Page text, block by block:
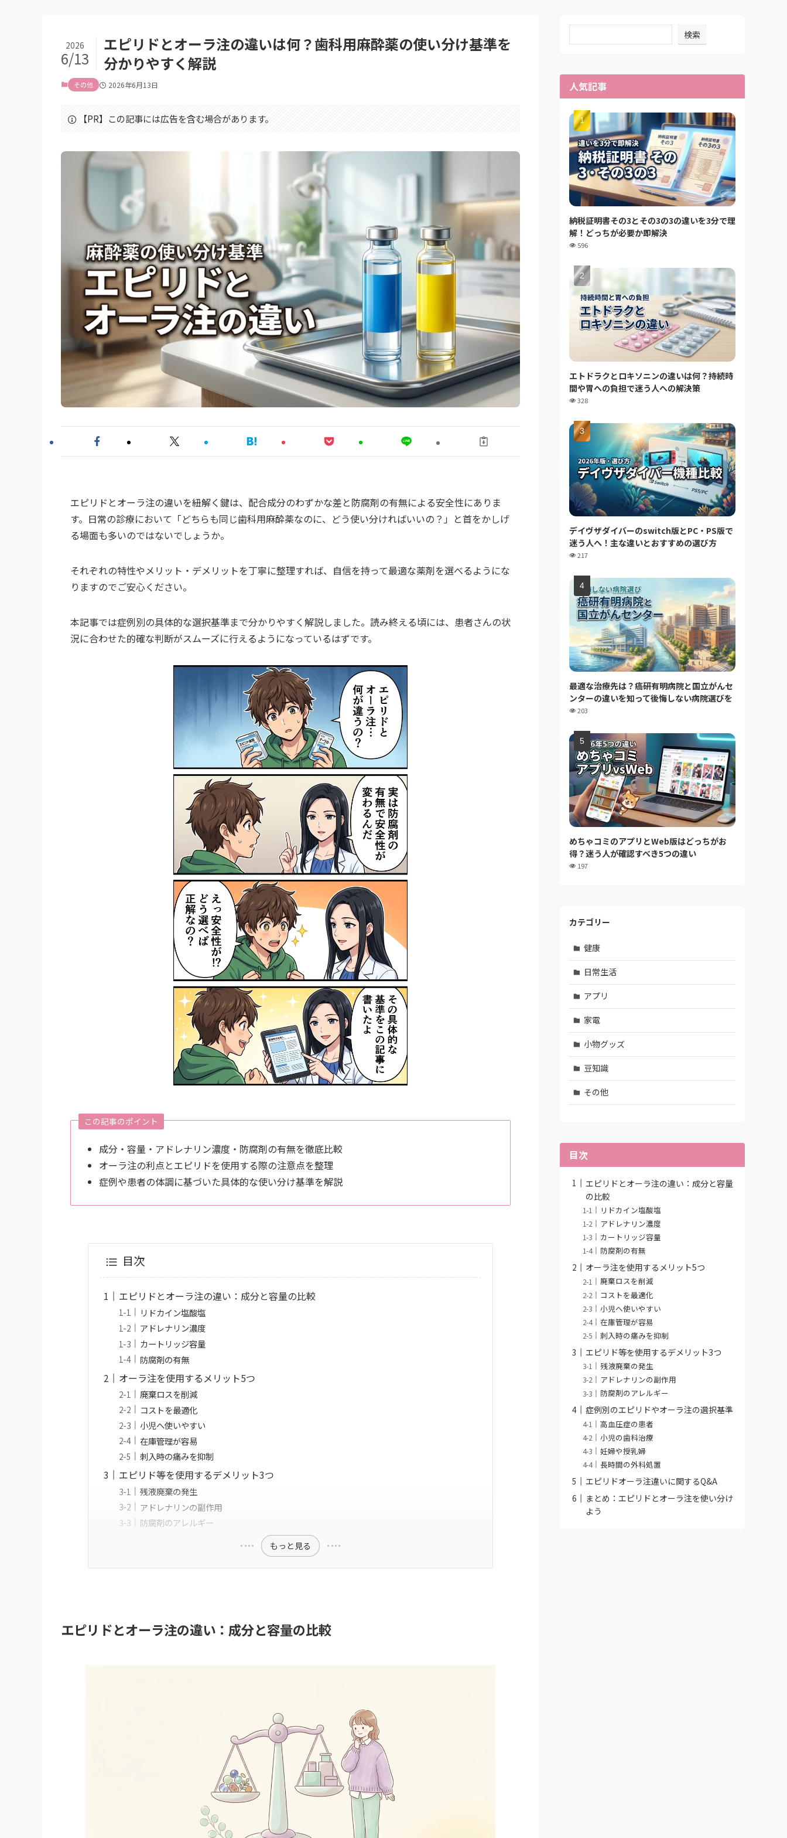
エピリドとオーラ注の違いは何？歯科用麻酔薬の使い分け基準を
分かりやすく解説
2026
6/13
その他 2026年6月13日
【PR】この記事には広告を含む場合があります。
エピリドとオーラ注の違いを紐解く鍵は、配合成分のわずかな差と防腐剤の有無による安全性にありま
す。日常の診療において「どちらも同じ歯科用麻酔薬なのに、どう使い分ければいいの？」と首をかしげ
る場面も多いのではないでしょうか。
それぞれの特性やメリット・デメリットを丁寧に整理すれば、自信を持って最適な薬剤を選べるようにな
りますのでご安心ください。
本記事では症例別の具体的な選択基準まで分かりやすく解説しました。読み終える頃には、患者さんの状
況に合わせた的確な判断がスムーズに行えるようになっているはずです。
この記事のポイント
成分・容量・アドレナリン濃度・防腐剤の有無を徹底比較
オーラ注の利点とエピリドを使用する際の注意点を整理
症例や患者の体調に基づいた具体的な使い分け基準を解説
目次
エピリドとオーラ注の違い：成分と容量の比較
リドカイン塩酸塩
アドレナリン濃度
カートリッジ容量
防腐剤の有無
オーラ注を使用するメリット5つ
廃棄ロスを削減
コストを最適化
小児へ使いやすい
在庫管理が容易
刺入時の痛みを抑制
エピリド等を使用するデメリット3つ
残液廃棄の発生
アドレナリンの副作用
防腐剤のアレルギー
もっと見る
エピリドとオーラ注の違い：成分と容量の比較
検索
人気記事
納税証明書その3とその3の3の違いを3分で理
解！どっちが必要か即解決
596
エトドラクとロキソニンの違いは何？持続時
間や胃への負担で迷う人への解決策
328
デイヴザダイバーのswitch版とPC・PS版で
迷う人へ！主な違いとおすすめの選び方
217
最適な治療先は？癌研有明病院と国立がんセ
ンターの違いを知って後悔しない病院選びを
203
めちゃコミのアプリとWeb版はどっちがお
得？迷う人が確認すべき5つの違い
197
カテゴリー
健康
日常生活
アプリ
家電
小物グッズ
豆知識
その他
目次
エピリドとオーラ注の違い：成分と容量
の比較
リドカイン塩酸塩
アドレナリン濃度
カートリッジ容量
防腐剤の有無
オーラ注を使用するメリット5つ
廃棄ロスを削減
コストを最適化
小児へ使いやすい
在庫管理が容易
刺入時の痛みを抑制
エピリド等を使用するデメリット3つ
残液廃棄の発生
アドレナリンの副作用
防腐剤のアレルギー
症例別のエピリドやオーラ注の選択基準
高血圧症の患者
小児の歯科治療
妊婦や授乳婦
長時間の外科処置
エピリドオーラ注違いに関するQ&A
まとめ：エピリドとオーラ注を使い分け
よう